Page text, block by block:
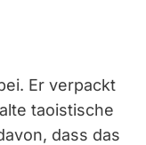
Er verpackt
taoistische
dass das